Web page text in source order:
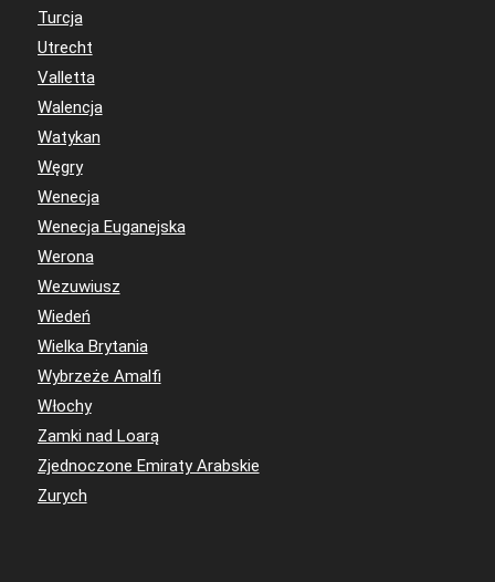
Turcja
Utrecht
Valletta
Walencja
Watykan
Węgry
Wenecja
Wenecja Euganejska
Werona
Wezuwiusz
Wiedeń
Wielka Brytania
Wybrzeże Amalfi
Włochy
Zamki nad Loarą
Zjednoczone Emiraty Arabskie
Zurych